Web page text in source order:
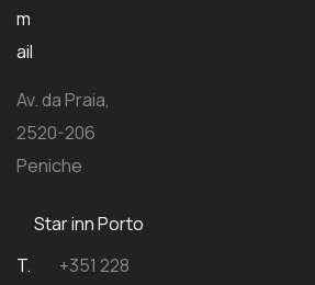
m
ail
Av. da Praia,
2520-206
Peniche
Star inn Porto
T.
+351 228